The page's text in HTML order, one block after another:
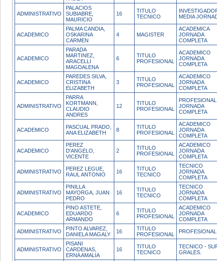
ADMINISTRATIVO
PALACIOS
SUBIABRE,
MAURICIO
16
TITULO
TECNICO
MEDIA
ACADEMICO
PALMA CANDIA,
OSKARINA
CARMEN
4 MAGISTER
ACADEMICA
JORNADA
COMPLETA
ACADEMICO
PARADA
MARTINEZ,
ARACELLI
MAGDALENA
6
TITULO
PROFESIONAL
ACADEMICO
JORNADA
COMPLETA
ACADEMICO
PAREDES SILVA,
CRISTINA
ELIZABETH
3
TITULO
PROFESIONAL
ACADEMICO
JORNADA
COMPLETA
ADMINISTRATIVO
PARRA
KORTMANN,
CLAUDIO
ANDRES
12
TITULO
PROFESIONAL
PROFESIONAL
JORNADA
COMPLETA
ACADEMICO
PASCUAL PRADO,
ANA ELIZABETH
8
TITULO
PROFESIONAL
ACADEMICO
JORNADA
COMPLETA
ACADEMICO
PEREZ
D'ANGELO,
VICENTE
2
TITULO
PROFESIONAL
ACADEMICO
JORNADA
COMPLETA
ADMINISTRATIVO
PEREZ LEGUE,
RAUL ANTONIO
16
TITULO
TECNICO
TECNICO
JORNADA
COMPLETA
ADMINISTRATIVO
PINILLA
MAYORGA, JUAN
PEDRO
16
TITULO
TECNICO
TECNICO
JORNADA
COMPLETA
ACADEMICO
PINO ASTETE,
EDUARDO
ARMANDO
6
TITULO
PROFESIONAL
ACADEMICO
JORNADA
COMPLETA
ADMINISTRATIVO
PINTO ALVAREZ,
DANIELA MAGALY
16
TITULO
PROFESIONAL
PROFESIONAL
ADMINISTRATIVO
PISANI
CARDENAS,
ERNA AMALIA
16
TITULO
TECNICO
TECNICO -
GRALES.